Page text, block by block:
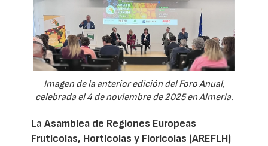
Imagen de la anterior edición del Foro Anual,
celebrada el 4 de noviembre de 2025 en Almería.
LaAsamblea de Regiones Europeas
Frutícolas, Hortícolas y Florícolas (AREFLH)